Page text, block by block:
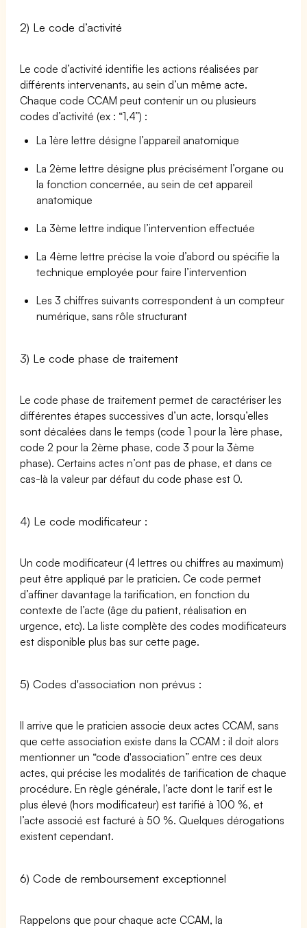
2) Le code d’activité
Le code d’activité identifie les actions réalisées par
différents intervenants, au sein d’un même acte.
Chaque code CCAM peut contenir un ou plusieurs
codes d’activité (ex : “1,4”) :
La 1ère lettre désigne l’appareil anatomique
La 2ème lettre désigne plus précisément l’organe ou
la fonction concernée, au sein de cet appareil
anatomique
La 3ème lettre indique l’intervention effectuée
La 4ème lettre précise la voie d’abord ou spécifie la
technique employée pour faire l’intervention
Les 3 chiffres suivants correspondent à un compteur
numérique, sans rôle structurant
3) Le code phase de traitement
Le code phase de traitement permet de caractériser les
différentes étapes successives d’un acte, lorsqu’elles
sont décalées dans le temps (code 1 pour la 1ère phase,
code 2 pour la 2ème phase, code 3 pour la 3ème
phase). Certains actes n’ont pas de phase, et dans ce
cas-là la valeur par défaut du code phase est 0.
4) Le code modificateur :
Un code modificateur (4 lettres ou chiffres au maximum)
peut être appliqué par le praticien. Ce code permet
d’affiner davantage la tarification, en fonction du
contexte de l’acte (âge du patient, réalisation en
urgence, etc). La liste complète des codes modificateurs
est disponible plus bas sur cette page.
5) Codes d'association non prévus :
Il arrive que le praticien associe deux actes CCAM, sans
que cette association existe dans la CCAM : il doit alors
mentionner un “code d'association” entre ces deux
actes, qui précise les modalités de tarification de chaque
procédure. En règle générale, l’acte dont le tarif est le
plus élevé (hors modificateur) est tarifié à 100 %, et
l’acte associé est facturé à 50 %. Quelques dérogations
existent cependant.
6) Code de remboursement exceptionnel
Rappelons que pour chaque acte CCAM, la